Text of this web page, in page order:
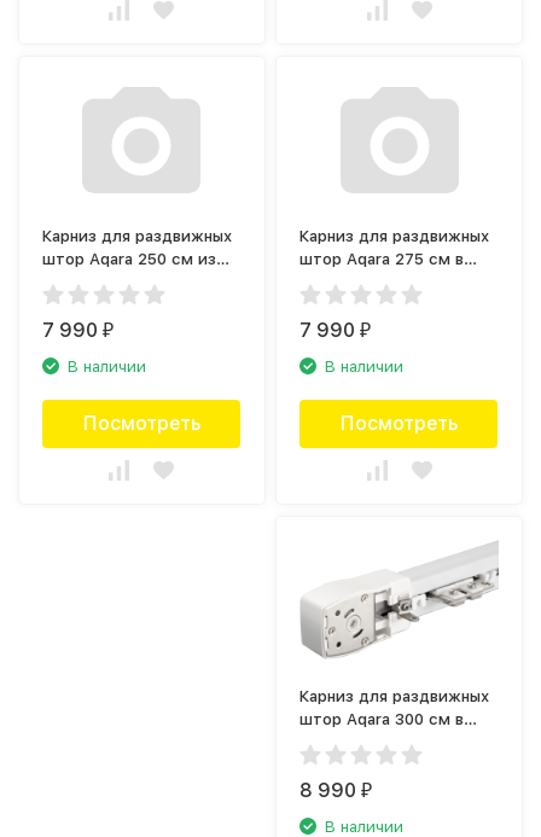
Карниз для раздвижных
штор Aqara 250 см из
центра (250M)
7 990₽
В наличии
Посмотреть
Карниз для раздвижных
штор Aqara 275 см в
сторону (275S)
7 990₽
В наличии
Посмотреть
Карниз для раздвижных
штор Aqara 300 см в
сторону (300S)
8 990₽
В наличии